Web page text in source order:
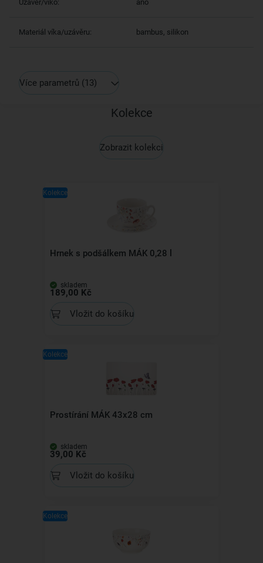
Uzávěr/víko: ano
Materiál víka/uzávěru: bambus, silikon
Více parametrů (13)
Kolekce
Zobrazit kolekci
Kolekce
Hrnek s podšálkem MÁK 0,28 l
skladem
189,00 Kč
Vložit do košíku
Kolekce
Prostírání MÁK 43x28 cm
skladem
39,00 Kč
Vložit do košíku
Kolekce